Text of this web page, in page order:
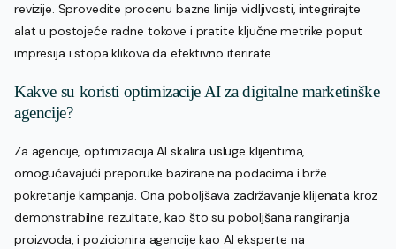
revizije. Sprovedite procenu bazne linije vidljivosti, integrirajte
alat u postojeće radne tokove i pratite ključne metrike poput
impresija i stopa klikova da efektivno iterirate.
Kakve su koristi optimizacije AI za digitalne marketinške
agencije?
Za agencije, optimizacija AI skalira usluge klijentima,
omogućavajući preporuke bazirane na podacima i brže
pokretanje kampanja. Ona poboljšava zadržavanje klijenata kroz
demonstrabilne rezultate, kao što su poboljšana rangiranja
proizvoda, i pozicionira agencije kao AI eksperte na